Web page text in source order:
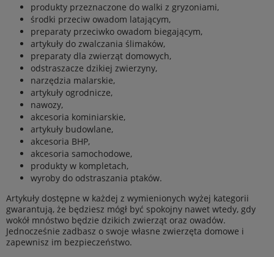
produkty przeznaczone do walki z gryzoniami,
środki przeciw owadom latającym,
preparaty przeciwko owadom biegającym,
artykuły do zwalczania ślimaków,
preparaty dla zwierząt domowych,
odstraszacze dzikiej zwierzyny,
narzędzia malarskie,
artykuły ogrodnicze,
nawozy,
akcesoria kominiarskie,
artykuły budowlane,
akcesoria BHP,
akcesoria samochodowe,
produkty w kompletach,
wyroby do odstraszania ptaków.
Artykuły dostępne w każdej z wymienionych wyżej kategorii
gwarantują, że będziesz mógł być spokojny nawet wtedy, gdy
wokół mnóstwo będzie dzikich zwierząt oraz owadów.
Jednocześnie zadbasz o swoje własne zwierzęta domowe i
zapewnisz im bezpieczeństwo.